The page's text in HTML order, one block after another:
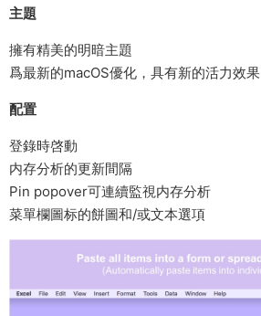
主題
擁有精美的明暗主題
爲最新的macOS優化，具有新的活力效果
配置
登錄時啓動
内存分析的更新間隔
Pin popover可連續監視内存分析
菜單欄圖标的餅圖和/或文本選項